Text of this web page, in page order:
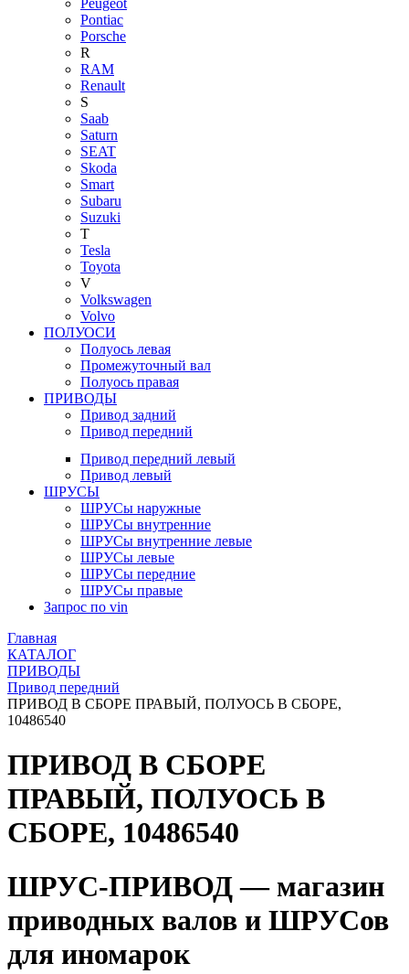
Peugeot
Pontiac
Porsche
R
RAM
Renault
S
Saab
Saturn
SEAT
Skoda
Smart
Subaru
Suzuki
T
Tesla
Toyota
V
Volkswagen
Volvo
ПОЛУОСИ
Полуось левая
Промежуточный вал
Полуось правая
ПРИВОДЫ
Привод задний
Привод передний
Привод передний левый
Привод левый
ШРУСЫ
ШРУСы наружные
ШРУСы внутренние
ШРУСы внутренние левые
ШРУСы левые
ШРУСы передние
ШРУСы правые
Запрос по vin
Главная
КАТАЛОГ
ПРИВОДЫ
Привод передний
ПРИВОД В СБОРЕ ПРАВЫЙ, ПОЛУОСЬ В СБОРЕ,
10486540
ПРИВОД В СБОРЕ
ПРАВЫЙ, ПОЛУОСЬ В
СБОРЕ, 10486540
ШРУС-ПРИВОД — магазин
приводных валов и ШРУСов
для иномарок